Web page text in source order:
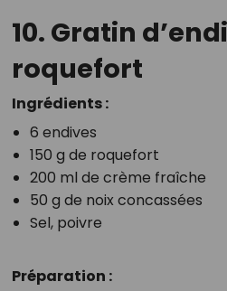
10. Gratin
roquefort
Ingrédients :
6 endives
150 g de roquefort
200 ml de crème fraîche
50 g de noix concassées
Sel, poivre
Préparation :